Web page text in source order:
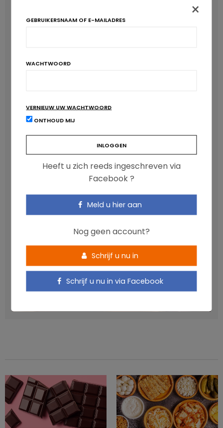
gezondheid
Verhoogt het eten van zoete voeding de trek in zoet?
×
GEBRUIKERSNAAM OF E-MAILADRES
WACHTWOORD
VERNIEUW UW WACHTWOORD
ONTHOUD MIJ
Heeft u zich reeds ingeschreven via
Facebook ?
Meld u hier aan
Nog geen account?
Schrijf u nu in
Schrijf u nu in via Facebook